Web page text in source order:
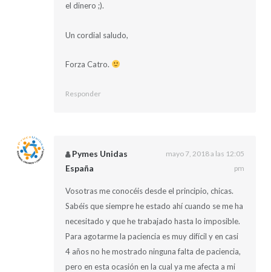
el dinero ;).
Un cordial saludo,
Forza Catro.
Responder
Pymes Unidas
España
mayo 7, 2018 a las 12:05
pm
Vosotras me conocéis desde el principio, chicas.
Sabéis que siempre he estado ahí cuando se me ha
necesitado y que he trabajado hasta lo imposible.
Para agotarme la paciencia es muy difícil y en casi
4 años no he mostrado ninguna falta de paciencia,
pero en esta ocasión en la cual ya me afecta a mi